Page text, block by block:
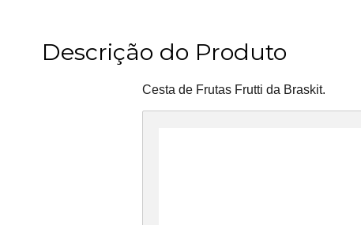
Descrição do Produto
Cesta de Frutas Frutti da Braskit.